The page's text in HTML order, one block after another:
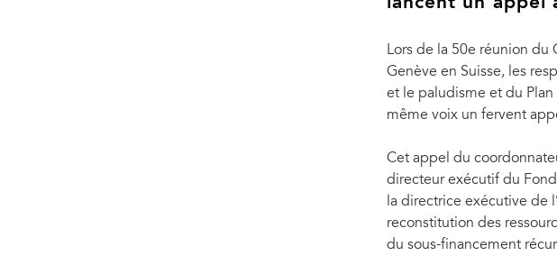
Lors de la 50e réunion du
Genève en Suisse, les
et le paludisme et du Plan
même voix un fervent
Cet appel du
directeur exécutif du
la directrice exécutive de
reconstitution des
du sous-financement